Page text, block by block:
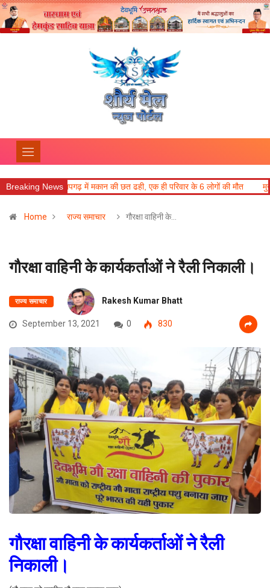
Breaking News
के प्रतापगढ़ में मकान की छत ढही, एक ही परिवार के 6 लोगों की मौत मुख्य सचिव ने
Home राज्य समाचार गौरक्षा वाहिनी के…
गौरक्षा वाहिनी के कार्यकर्ताओं ने रैली निकाली।
राज्य समाचार Rakesh Kumar Bhatt
September 13, 2021 0 830
गौरक्षा वाहिनी के कार्यकर्ताओं ने रैली
निकाली।